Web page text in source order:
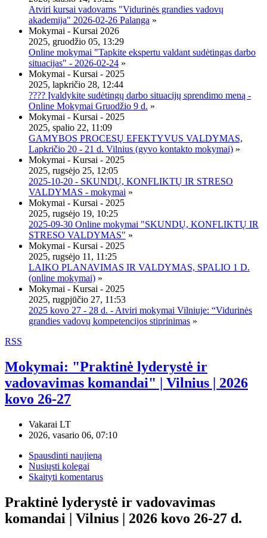
Atviri kursai vadovams "Vidurinės grandies vadovų
akademija" 2026-02-26 Palanga »
Mokymai - Kursai 2026
2025, gruodžio 05, 13:29
Online mokymai "Tapkite ekspertu valdant sudėtingas darbo
situacijas" - 2026-02-24 »
Mokymai - Kursai - 2025
2025, lapkričio 28, 12:44
???? Įvaldykite sudėtingų darbo situacijų sprendimo meną -
Online Mokymai Gruodžio 9 d. »
Mokymai - Kursai - 2025
2025, spalio 22, 11:09
GAMYBOS PROCESŲ EFEKTYVUS VALDYMAS,
Lapkričio 20 - 21 d. Vilnius (gyvo kontakto mokymai) »
Mokymai - Kursai - 2025
2025, rugsėjo 25, 12:05
2025-10-20 - SKUNDŲ, KONFLIKTŲ IR STRESO
VALDYMAS - mokymai »
Mokymai - Kursai - 2025
2025, rugsėjo 19, 10:25
2025-09-30 Online mokymai "SKUNDŲ, KONFLIKTŲ IR
STRESO VALDYMAS" »
Mokymai - Kursai - 2025
2025, rugsėjo 11, 11:25
LAIKO PLANAVIMAS IR VALDYMAS, SPALIO 1 D.
(online mokymai) »
Mokymai - Kursai - 2025
2025, rugpjūčio 27, 11:53
2025 kovo 27 - 28 d. - Atviri mokymai Vilniuje: “Vidurinės
grandies vadovų kompetencijos stiprinimas »
RSS
Mokymai: "Praktinė lyderystė ir
vadovavimas komandai" | Vilnius | 2026
kovo 26-27
Vakarai LT
2026, vasario 06, 07:10
Spausdinti naujieną
Nusiųsti kolegai
Skaityti komentarus
Praktinė lyderystė ir vadovavimas
komandai | Vilnius | 2026 kovo 26-27 d.